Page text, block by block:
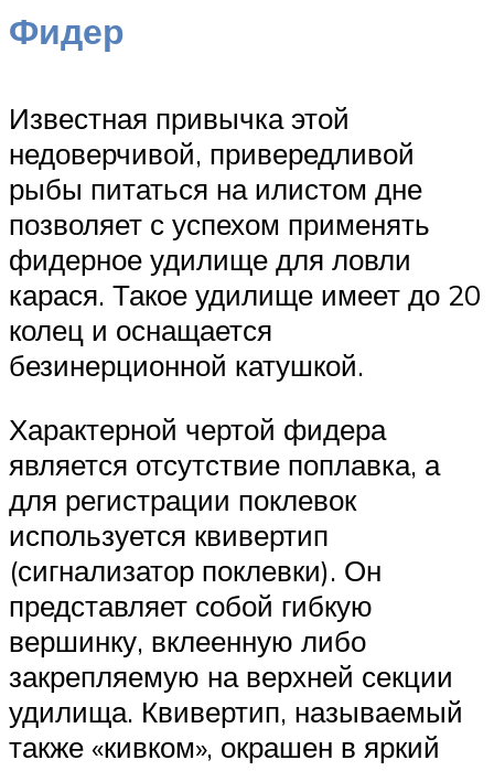
Фидер
Известная привычка этой
недоверчивой, привередливой
рыбы питаться на илистом дне
позволяет с успехом применять
фидерное удилище для ловли
карася. Такое удилище имеет до 20
колец и оснащается
безинерционной катушкой.
Характерной чертой фидера
является отсутствие поплавка, а
для регистрации поклевок
используется квивертип
(сигнализатор поклевки). Он
представляет собой гибкую
вершинку, вклеенную либо
закрепляемую на верхней секции
удилища. Квивертип, называемый
также «кивком», окрашен в яркий